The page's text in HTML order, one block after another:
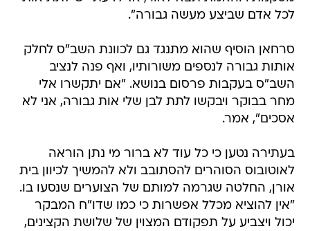
לכל אדם שביצע מעשה גבורה".
סרחאן הוסיף שהוא מתנגד גם לכוונת השב"ס לחלק
אותות גבורה לנספים משורותיו, ואף פנה לנציב
השב"ס בעקבות פרסום בנושא. "אם יתקשרו אלי
מחר בבוקר ויבקשו לתת לבן שלי אות גבורה, אני לא
אסכים", אמר.
בעתירה נטען כי כל עוד לא ברור מי נתן הוראה
לאוטובוס הסוהרים להסתובב ולא להמשיך לכיוון בית
אורן, החלטה שגרמה למותם של הצוערים שנסעו בו.
"אין להוציא מכלל אפשרות כי כמו שדו"ח המבקר
יכול ויצביע על תפקודם המצוין של שלושת הקצינים,